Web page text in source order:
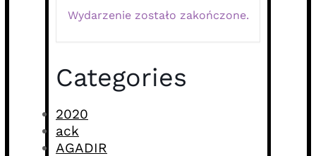
Wydarzenie zostało zakończone.
Categories
2020
ack
AGADIR